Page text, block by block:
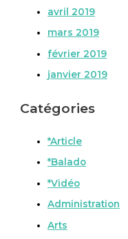
avril 2019
mars 2019
février 2019
janvier 2019
Catégories
*Article
*Balado
*Vidéo
Administration
Arts